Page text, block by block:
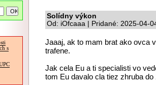
s
Solídny výkon
Od: iOfcaaa | Pridané: 2025-04-
Jaaaj, ak to mam brat ako ovca
trafene.
Jak cela Eu a ti specialisti vo
tom Eu davalo cla tiez zhruba